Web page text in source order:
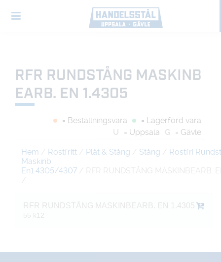
RFR RUNDSTÅNG MASKINB
EARB. EN 1.4305
= Beställningsvara
= Lagerförd vara
U
= Uppsala G = Gävle
Hem / Rostfritt / Plåt & Stång / Stång / Rostfri
Maskinb.
En1.4305/4307 / RFR RUNDSTÅNG MASKINBEARB.
/
RFR RUNDSTÅNG MASKINBEARB. EN 1.4305
55 k12